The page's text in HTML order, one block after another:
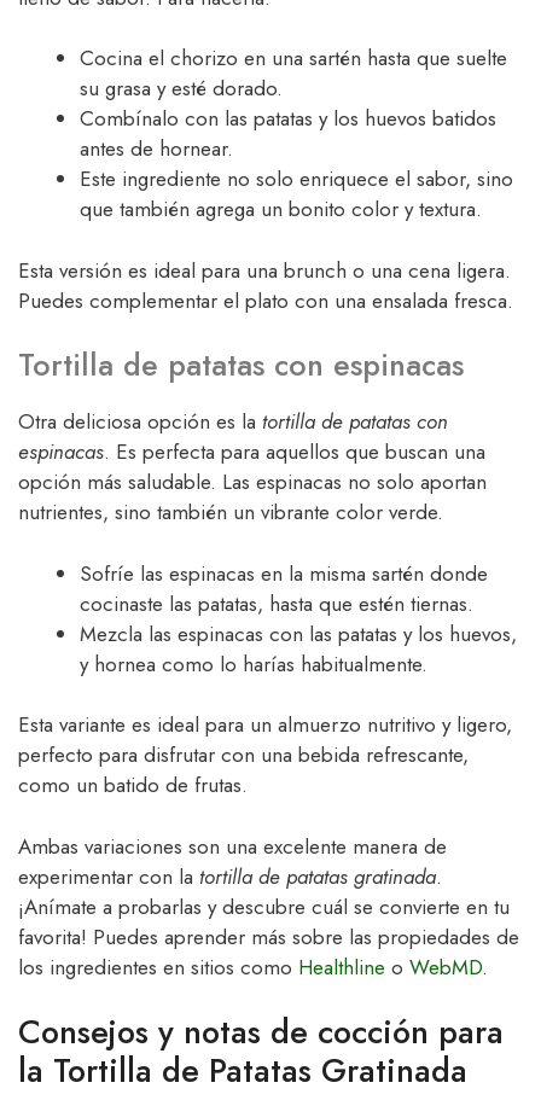
Cocina el chorizo en una sartén hasta que suelte
su grasa y esté dorado.
Combínalo con las patatas y los huevos batidos
antes de hornear.
Este ingrediente no solo enriquece el sabor, sino
que también agrega un bonito color y textura.
Esta versión es ideal para una brunch o una cena ligera.
Puedes complementar el plato con una ensalada fresca.
Tortilla de patatas con espinacas
Otra deliciosa opción es la tortilla de patatas con
espinacas. Es perfecta para aquellos que buscan una
opción más saludable. Las espinacas no solo aportan
nutrientes, sino también un vibrante color verde.
Sofríe las espinacas en la misma sartén donde
cocinaste las patatas, hasta que estén tiernas.
Mezcla las espinacas con las patatas y los huevos,
y hornea como lo harías habitualmente.
Esta variante es ideal para un almuerzo nutritivo y ligero,
perfecto para disfrutar con una bebida refrescante,
como un batido de frutas.
Ambas variaciones son una excelente manera de
experimentar con la tortilla de patatas gratinada.
¡Anímate a probarlas y descubre cuál se convierte en tu
favorita! Puedes aprender más sobre las propiedades de
los ingredientes en sitios como Healthline o WebMD.
Consejos y notas de cocción para
la Tortilla de Patatas Gratinada